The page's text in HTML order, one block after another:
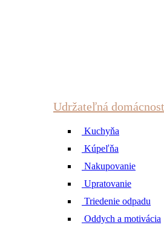
Udržateľná
Kuchyňa
Kúpeľňa
Nakupovanie
Upratovanie
Triedenie odpadu
Oddych a motivácia